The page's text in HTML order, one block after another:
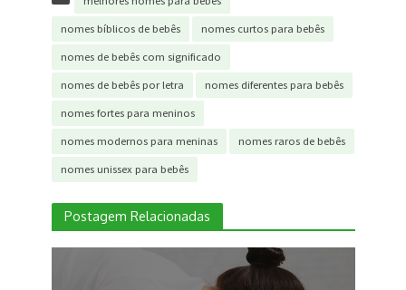
nomes bíblicos de bebês nomes curtos para bebês
nomes de bebês com significado
nomes de bebês por letra nomes diferentes para bebês
nomes fortes para meninos
nomes modernos para meninas nomes raros de bebês
nomes unissex para bebês
Postagem Relacionadas